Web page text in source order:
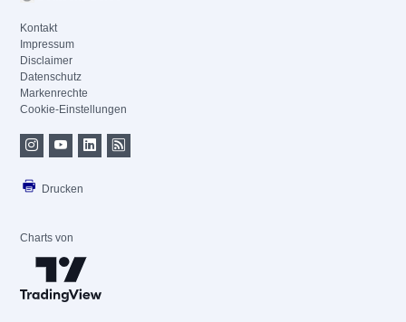
Kontakt
Impressum
Disclaimer
Datenschutz
Markenrechte
Cookie-Einstellungen
Drucken
Charts von